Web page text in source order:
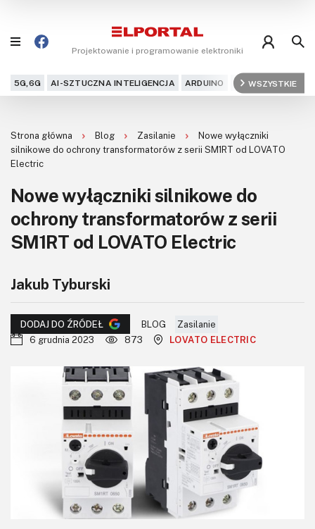
Projektowanie i programowanie elektroniki
5G,6G AI-SZTUCZNA INTELIGENCJA ARDUINO ARM AUDIO
WSZYSTKIE
Projekty
DIY+
Czytelnia
Dla Ciebie
KITy AVT
Newsletter
Magazyny
Archiwum
Do pobrania
Strona główna Blog Zasilanie
Nowe wyłączniki
silnikowe do ochrony transformatorów z serii SM1RT od LOVATO
Electric
Nowe wyłączniki silnikowe do
ochrony transformatorów z serii
SM1RT od LOVATO Electric
Jakub Tyburski
DODAJ DO ŹRÓDEŁ BLOG
Zasilanie
6 grudnia 2023
873 LOVATO ELECTRIC